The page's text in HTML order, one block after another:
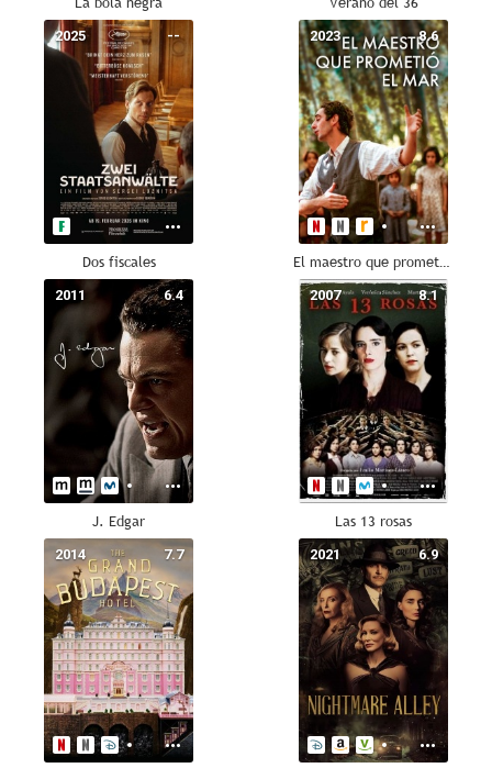
--
2025
Dos fiscales
8.6
2023
El maestro que prometió el mar
6.4
2011
J. Edgar
8.1
2007
Las 13 rosas
7.7
2014 6.9
2021